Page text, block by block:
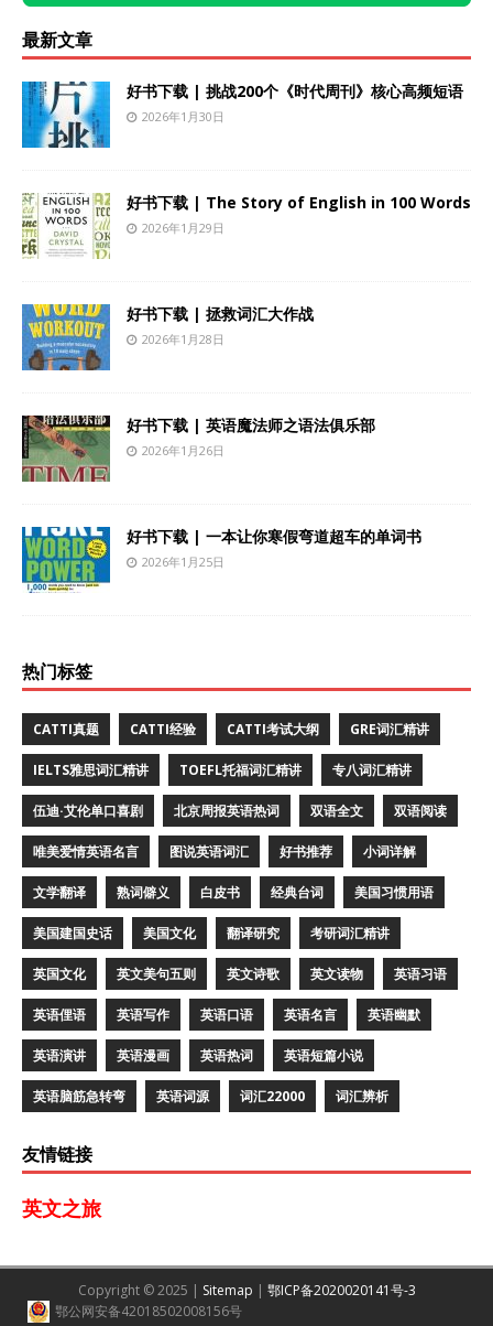
最新文章
好书下载 | 挑战200个《时代周刊》核心高频短语
2026年1月30日
好书下载 | The Story of English in 100 Words
2026年1月29日
好书下载 | 拯救词汇大作战
2026年1月28日
好书下载 | 英语魔法师之语法俱乐部
2026年1月26日
好书下载 | 一本让你寒假弯道超车的单词书
2026年1月25日
热门标签
CATTI真题 CATTI经验 CATTI考试大纲 GRE词汇精讲
IELTS雅思词汇精讲 TOEFL托福词汇精讲 专八词汇精讲
伍迪·艾伦单口喜剧 北京周报英语热词 双语全文 双语阅读
唯美爱情英语名言 图说英语词汇 好书推荐 小词详解
文学翻译 熟词僻义 白皮书 经典台词 美国习惯用语
美国建国史话 美国文化 翻译研究 考研词汇精讲
英国文化 英文美句五则 英文诗歌 英文读物 英语习语
英语俚语 英语写作 英语口语 英语名言 英语幽默
英语演讲 英语漫画 英语热词 英语短篇小说
英语脑筋急转弯 英语词源 词汇22000 词汇辨析
友情链接
英文之旅
Copyright © 2025 | Sitemap | 鄂ICP备2020020141号-3
鄂公网安备42018502008156号